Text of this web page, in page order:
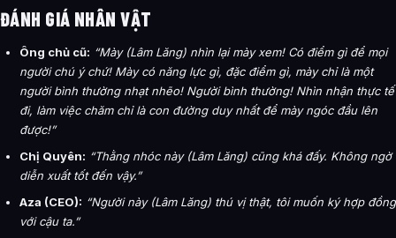
ĐÁNH GIÁ NHÂN VẬT
Ông chủ cũ: “Mày (Lâm Lăng) nhìn lại mày xem! Có điểm gì để mọi
người chú ý chứ! Mày có năng lực gì, đặc điểm gì, mày chỉ là một
người bình thường nhạt nhẽo! Người bình thường! Nhìn nhận thực tế
đi, làm việc chăm chỉ là con đường duy nhất để mày ngóc đầu lên
được!”
Chị Quyên: “Thằng nhóc này (Lâm Lăng) cũng khá đấy. Không ngờ
diễn xuất tốt đến vậy.”
Aza (CEO): “Người này (Lâm Lăng) thú vị thật, tôi muốn ký hợp đồng
với cậu ta.”